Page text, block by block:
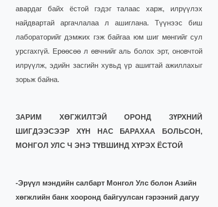
авардаг байх ёстой гэдэг талаас харж, илрүүлэх
найдвартай аргачлалаа л ашиглана. Түүнээс биш
лабораторийг дэмжих гэж байгаа юм шиг мөнгийг сул
урсгахгүй. Ерөөсөө л өвчнийг аль болох эрт, оновчтой
илрүүлж, эдийн засгийн хувьд үр ашигтай ажиллахыг
зорьж байна.
ЗАРИМ ХӨГЖИЛТЭЙ ОРОНД ЗҮРХНИЙ
ШИГДЭЭСЭЭР ХҮН НАС БАРАХАА БОЛЬСОН,
МОНГОЛ УЛС Ч ЭНЭ ТҮВШИНД ХҮРЭХ ЁСТОЙ
-Эрүүл мэндийн салбарт Монгол Улс болон Азийн
хөгжлийн банк хооронд байгуулсан гэрээний дагуу